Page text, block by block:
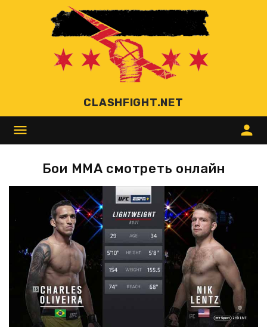
CLASHFIGHT.NET
menu person
Бои ММА смотреть онлайн